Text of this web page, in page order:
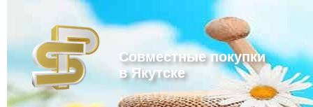
Совместные покупки
в Якутске